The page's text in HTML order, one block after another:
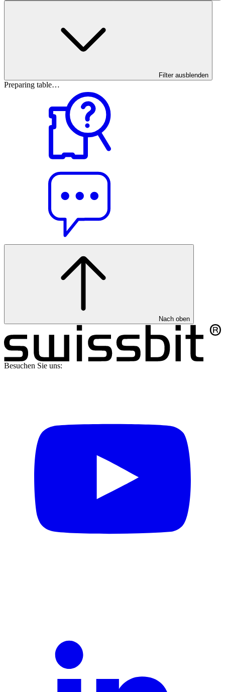
Filter ausblenden
Preparing table…
Nach oben
Besuchen Sie uns: